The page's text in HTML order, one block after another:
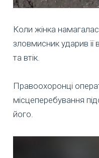
Коли жінка
зловмисник ударив її
та втік.
Правоохоронці
місцеперебування
його.